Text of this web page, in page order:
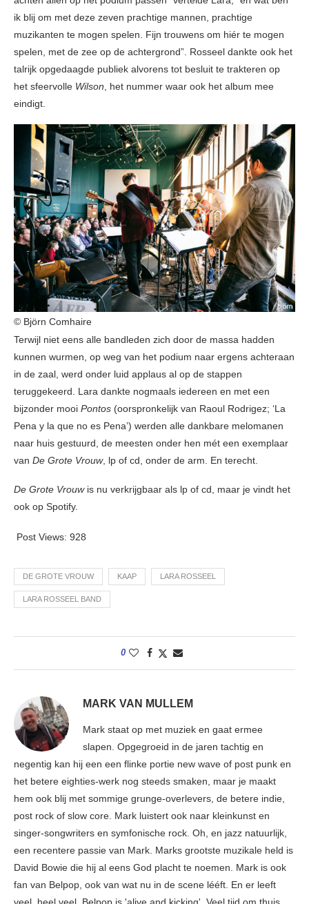
ik blij om met deze zeven prachtige mannen, prachtige
muzikanten te mogen spelen. Fijn trouwens om hiér te mogen
spelen, met de zee op de achtergrond”. Rosseel dankte ook het
talrijk opgedaagde publiek alvorens tot besluit te trakteren op
het sfeervolle Wilson, het nummer waar ook het album mee
eindigt.
© Björn Comhaire
Terwijl niet eens alle bandleden zich door de massa hadden
kunnen wurmen, op weg van het podium naar ergens achteraan
in de zaal, werd onder luid applaus al op de stappen
teruggekeerd. Lara dankte nogmaals iedereen en met een
bijzonder mooi Pontos (oorspronkelijk van Raoul Rodrigez; ‘La
Pena y la que no es Pena’) werden alle dankbare melomanen
naar huis gestuurd, de meesten onder hen mét een exemplaar
van De Grote Vrouw, lp of cd, onder de arm. En terecht.
De Grote Vrouwis nu verkrijgbaar als lp of cd, maar je vindt het
ook op Spotify.
Post Views: 928
DE GROTE VROUW KAAP LARA ROSSEEL
LARA ROSSEEL BAND
0
MARK VAN MULLEM
Mark staat op met muziek en gaat ermee
slapen. Opgegroeid in de jaren tachtig en
negentig kan hij een een flinke portie new wave of post punk en
het betere eighties-werk nog steeds smaken, maar je maakt
hem ook blij met sommige grunge-overlevers, de betere indie,
post rock of slow core. Mark luistert ook naar kleinkunst en
singer-songwriters en symfonische rock. Oh, en jazz natuurlijk,
een recentere passie van Mark. Marks grootste muzikale held is
David Bowie die hij al eens God placht te noemen. Mark is ook
fan van Belpop, ook van wat nu in de scene lééft. En er leeft